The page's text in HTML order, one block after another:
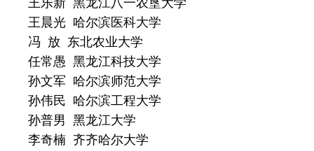
王晨光 哈尔滨医科大学
冯 放 东北农业大学
任常愚 黑龙江科技大学
孙文军 哈尔滨师范大学
孙伟民 哈尔滨工程大学
孙普男 黑龙江大学
李奇楠 齐齐哈尔大学